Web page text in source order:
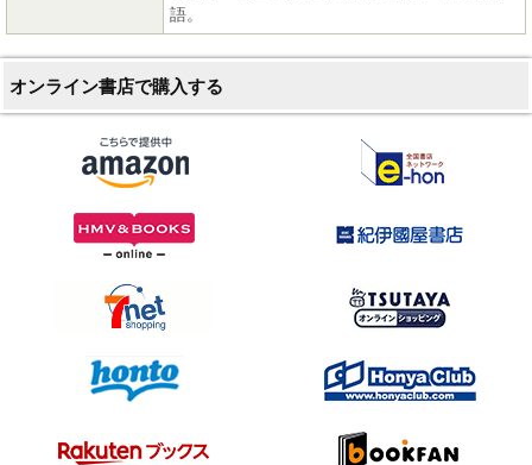
語。
オンライン書店で購入する